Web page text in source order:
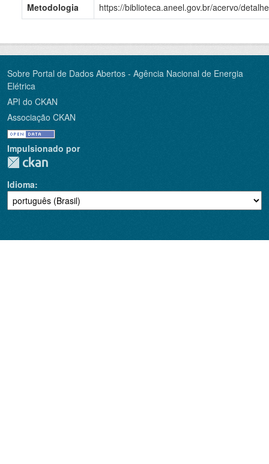
Metodologia https://biblioteca.aneel.gov.br/acervo/
Sobre Portal de Dados Abertos - Agência Nacional de Energia
Elétrica
API do CKAN
Associação CKAN
Impulsionado por
Idioma